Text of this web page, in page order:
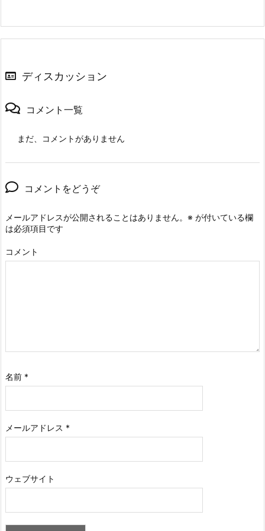
ディスカッション
コメント一覧
まだ、コメントがありません
コメントをどうぞ
メールアドレスが公開されることはありません。 ※ が付いている欄
は必須項目です
コメント
名前 *
メールアドレス *
ウェブサイト